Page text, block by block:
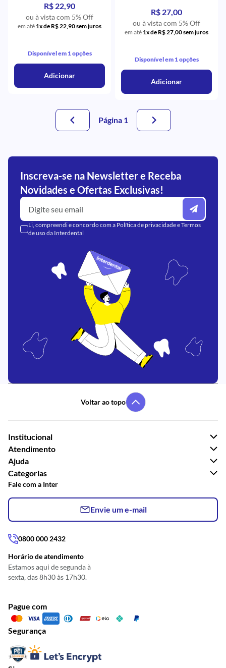
R$ 22,90
ou à vista com 5% Off
em até 1x de R$ 22,90 sem juros
Disponível em 1 opções
Adicionar
R$ 27,00
ou à vista com 5% Off
em até 1x de R$ 27,00 sem juros
Disponível em 1 opções
Adicionar
Página 1
Inscreva-se na Newsletter e Receba
Novidades e Ofertas Exclusivas!
Li, compreendi e concordo com a Política de privacidadeeTermos
de usoda Interdental
Voltar ao topo
Institucional
Atendimento
Ajuda
Categorias
Fale com a Inter
Envie um e-mail
0800 000 2432
Horário de atendimento
Estamos aqui de segunda à
sexta, das 8h30 às 17h30.
Pague com
Segurança